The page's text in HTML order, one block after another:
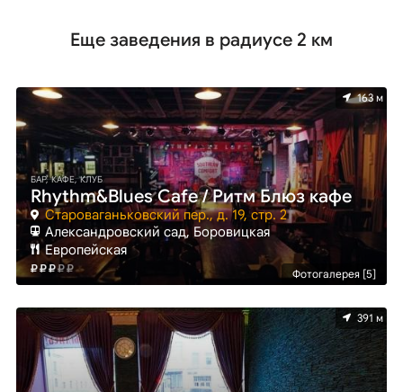
Еще заведения в радиусе 2 км
Фотогалерея [5]
163 м
БАР, КАФЕ, КЛУБ
Rhythm&Blues Cafe / Ритм Блюз кафе
Староваганьковский пер., д. 19, стр. 2
Александровский сад, Боровицкая
Европейская
391 м